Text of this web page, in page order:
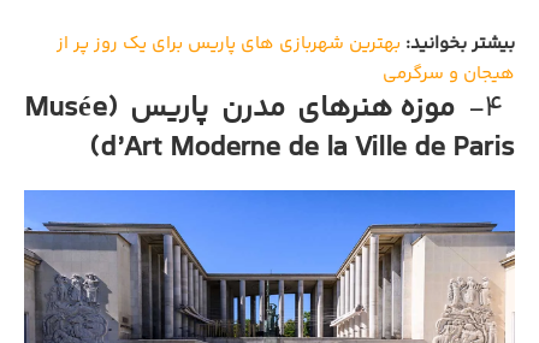
بیشتر بخوانید: بهترین شهربازی‌ های پاریس برای یک روز پر از
هیجان و سرگرمی
موزه هنرهای مدرن پاریس (Musée
d’Art Moderne de la Ville de Paris)